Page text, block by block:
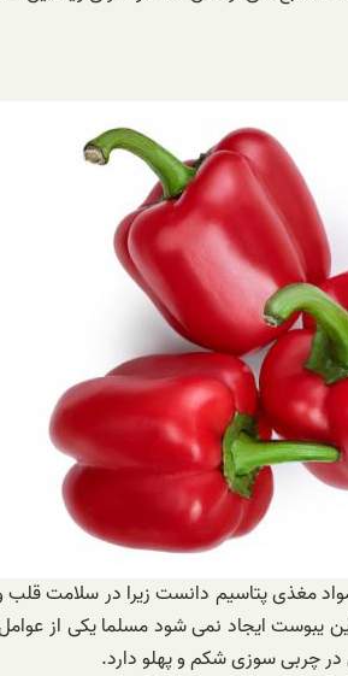
پتاسیم دانست زیرا در سلامت قلب و
یبوست ایجاد نمی شود مسلما یکی از
چربی سوزی شکم و پهلو دارد.